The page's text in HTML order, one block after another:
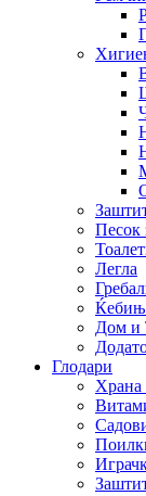
Песок
Легла
Дом и
Глодари
Храна